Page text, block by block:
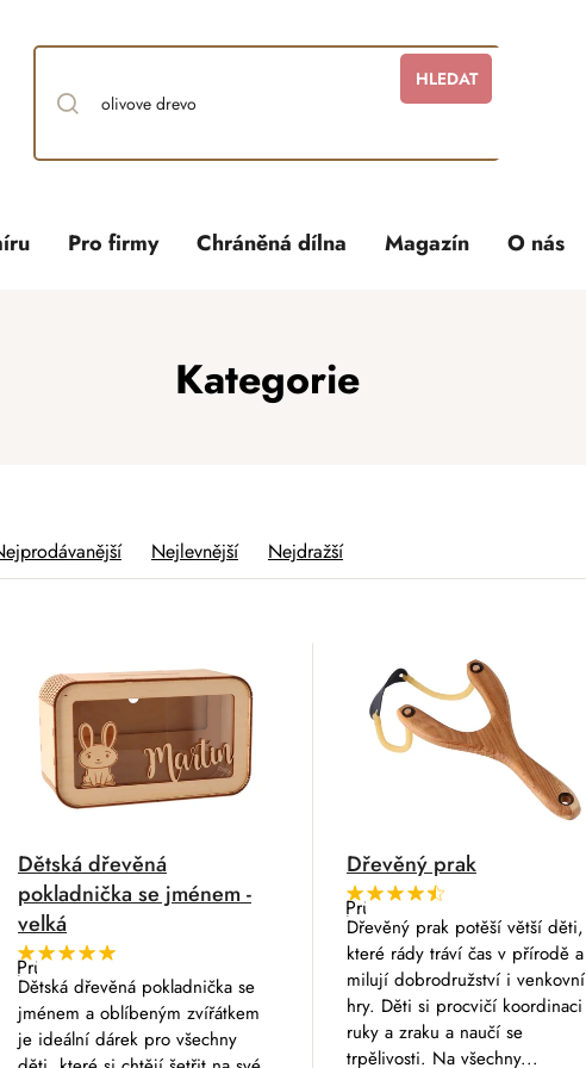
HLEDAT
Pro firmy Chráněná dílna Magazín O nás
Kategorie
Nejlevnější Nejdražší
Dětská dřevěná
pokladnička se jménem -
velká
Průměrné
hodnocení
produktu
je
5,0
z
Dětská dřevěná pokladnička se
jménem a oblíbeným zvířátkem
je ideální dárek pro všechny
Dřevěný prak
Průměrné
hodnocení
produktu
je
4,8
z
5
hvězdiček.
Dřevěný prak potěší větší děti,
které rády tráví čas v přírodě a
milují dobrodružství i venkovní
hry. Děti si procvičí koordinaci
ruky a zraku a naučí se
trpělivosti. Na všechny...